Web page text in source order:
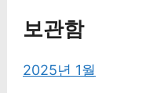
보관함
2025년 1월